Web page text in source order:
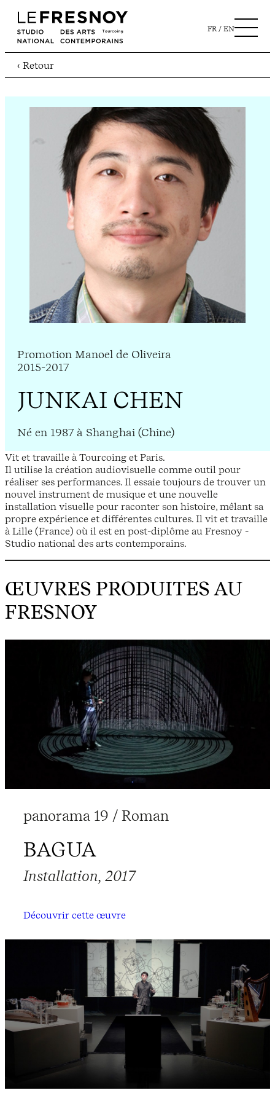
FR EN
‹ Retour
Promotion Manoel de Oliveira
2015-2017
JUNKAI CHEN
Né en 1987 à Shanghai (Chine)
Vit et travaille à Tourcoing et Paris.
Il utilise la création audiovisuelle comme outil pour
réaliser ses performances. Il essaie toujours de trouver un
nouvel instrument de musique et une nouvelle
installation visuelle pour raconter son histoire, mêlant sa
propre expérience et différentes cultures. Il vit et travaille
à Lille (France) où il est en post-diplôme au Fresnoy -
Studio national des arts contemporains.
ŒUVRES PRODUITES AU
FRESNOY
panorama 19 / Roman
BAGUA
Installation, 2017
Découvrir cette œuvre